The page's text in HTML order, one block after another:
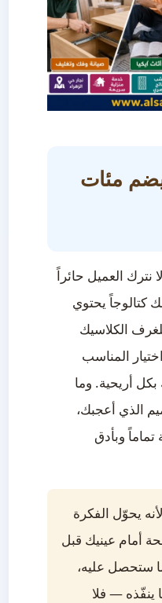
مئات
نترك العميل حائراً
كتالوجاً يحتوي
الكلاسيك
المناسب
أريحية. وما
الذي أعجبك،
وبأدق
لأنه يحوّل الفكرة
أمام عينيك قبل
ستحصل عليه،
ينفّذه — فلا